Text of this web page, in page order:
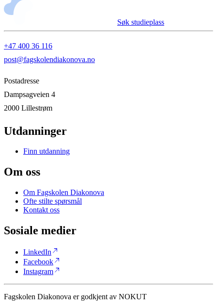
Søk studieplass
+47 400 36 116
post@fagskolendiakonova.no
Postadresse
Dampsagveien 4
2000 Lillestrøm
Utdanninger
Finn utdanning
Om oss
Om Fagskolen Diakonova
Ofte stilte spørsmål
Kontakt oss
Sosiale medier
LinkedIn north_east
Facebooknorth_east
Instagramnorth_east
Fagskolen Diakonova er godkjent av NOKUT